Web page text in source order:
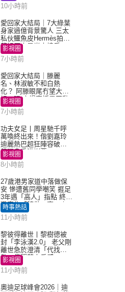
10小時前
愛回家大結局｜7大綠葉
身家過億背景驚人 三太
私伙鱷魚皮Hermès拍劇
蘇姐原來是半山樓后
影視圈
7小時前
愛回家大結局｜滕麗
名、林淑敏不和白熱
化？ 阿滕眼尾冇望大小
姐一眼 商場直播零互動
影視圈
7小時前
功夫女足丨周星馳千呼
萬喚終出來！偕劉嘉玲
迪麗熱巴超狂陣容破天
荒現身香港謝票
影視圈
8小時前
27歲港男家道中落做保
安 慘遭舊同學嘲笑 捱足
3年遇「高人」指點 終辭
職宣告「轉做一事」｜
Juicy叮
時事熱話
11小時前
黎彼得離世丨黎樹德被
封「李泳漢2.0」 老父剛
離世急於澄清「代找卡
數」傳聞惹人反感
影視圈
11小時前
奧迪足球峰會2026｜迪